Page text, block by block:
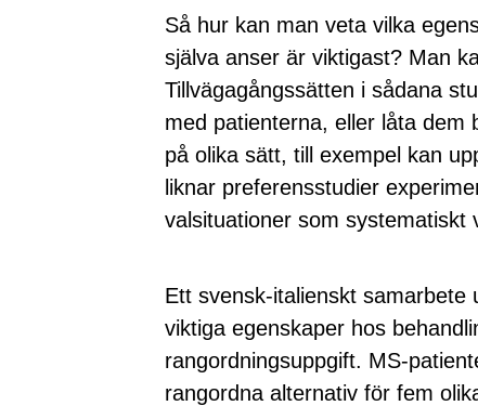
Så hur kan man veta vilka
själva anser är viktigast? Man
Tillvägagångssätten i sådana
med patienterna, eller låta dem
på olika sätt, till exempel kan
liknar preferensstudier
valsituationer som systematiskt
Ett svensk-italienskt
viktiga egenskaper hos
rangordningsuppgift. MS-
rangordna alternativ för fem